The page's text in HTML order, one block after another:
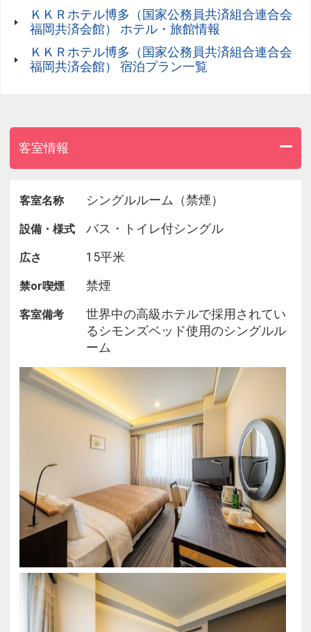
ントへ駐車券をお持ちください。
ベッド1台につき小学生以下の添い寝のお子様1名は
宿泊料が無料です。
【宿泊税について】
宿泊料金の発生する1人様1泊につき
宿泊料金2万円以上： 500円（県税50円含む）
上記の金額を、チェックインの際に別途頂戴いたし
ます。
ＫＫＲホテル博多（国家公務員共済組合連合会
福岡共済会館） ホテル・旅館情報
ＫＫＲホテル博多（国家公務員共済組合連合会
福岡共済会館） 宿泊プラン一覧
客室情報
客室名称 シングルルーム（禁煙）
設備・様式 バス・トイレ付シングル
広さ 15平米
禁or喫煙 禁煙
客室備考
世界中の高級ホテルで採用されてい
るシモンズベッド使用のシングルル
ーム